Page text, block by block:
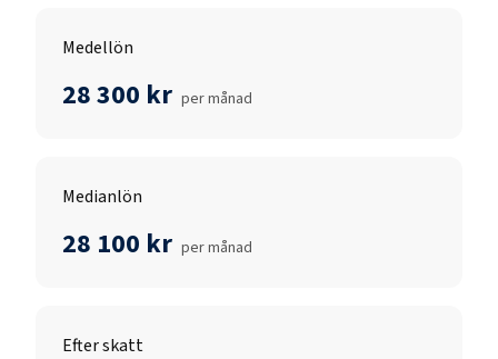
Medellön
28 300 kr per månad
Medianlön
28 100 kr per månad
Efter skatt